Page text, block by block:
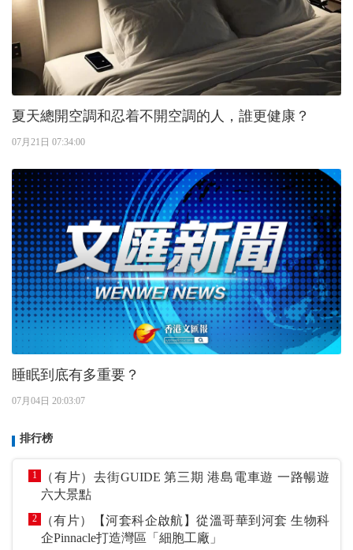
夏天總開空調和忍着不開空調的人，誰更健康？
07月21日 07:34:00
睡眠到底有多重要？
07月04日 20:03:07
排行榜
1
（有片）去街GUIDE 第三期 港島電車遊 一路暢遊
六大景點
2
（有片）【河套科企啟航】從溫哥華到河套 生物科
企Pinnacle打造灣區「細胞工廠」